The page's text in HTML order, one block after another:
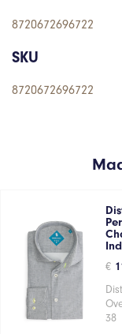
8720672696722
SKU
8720672696722
€
38